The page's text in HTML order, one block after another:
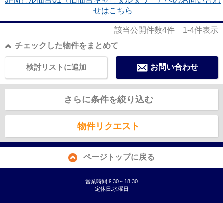
せはこちら
該当公開件数4件 1-4件表示
チェックした物件をまとめて
お問い合わせ
検討リストに追加
さらに条件を絞り込む
物件リクエスト
ページトップに戻る
営業時間:9:30～18:30
定休日:水曜日